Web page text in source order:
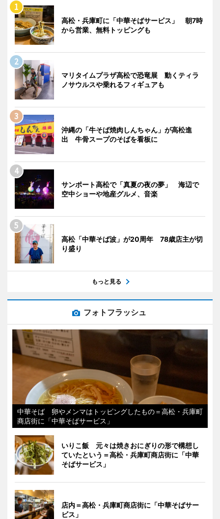
高松・兵庫町に「中華そばサービス」 朝7時
から営業、無料トッピングも
マリタイムプラザ高松で恐竜展 動くティラ
ノサウルスや乗れるフィギュアも
沖縄の「牛そば焼肉しんちゃん」が高松進
出 牛骨スープのそばを看板に
サンポート高松で「真夏の夜の夢」 海辺で
空中ショーや地産グルメ、音楽
高松「中華そば波」が20周年 78歳店主が切
り盛り
もっと見る
フォトフラッシュ
中華そば 卵やメンマはトッピングしたもの＝高松・兵庫町
商店街に「中華そばサービス」
いりこ飯 元々は焼きおにぎりの形で構想し
ていたという＝高松・兵庫町商店街に「中華
そばサービス」
店内＝高松・兵庫町商店街に「中華そばサー
ビス」